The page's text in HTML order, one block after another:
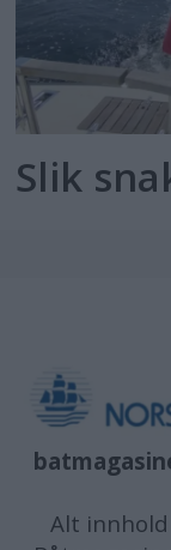
Slik
Alt